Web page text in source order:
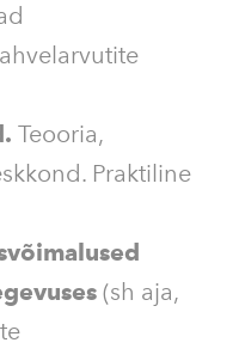
Teooria,
Praktiline
(sh aja,